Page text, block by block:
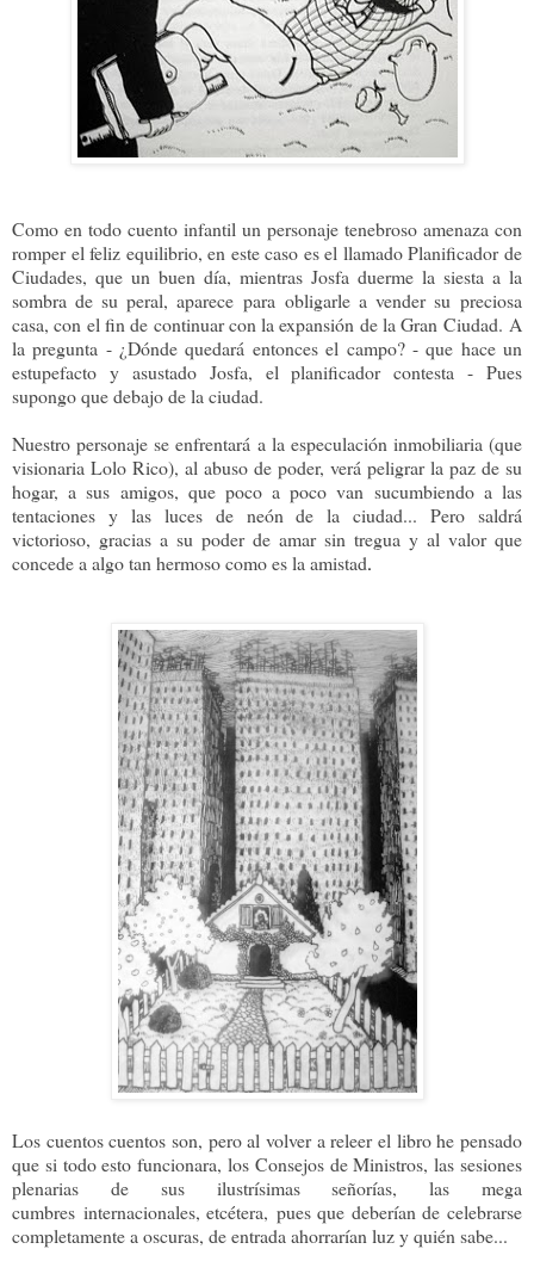
Como en todo cuento infantil un personaje tenebroso amenaza con
romper el feliz equilibrio, en este caso es el llamado Planificador de
Ciudades, que un buen día, mientras Josfa duerme la siesta a la
sombra de su peral, aparece para obligarle a vender su preciosa
casa, con el fin de continuar con la expansión de la Gran Ciudad. A
la pregunta - ¿Dónde quedará entonces el campo? - que hace un
estupefacto y asustado Josfa, el planificador contesta - Pues
supongo que debajo de la ciudad.
Nuestro personaje se enfrentará a la especulación inmobiliaria (que
visionaria Lolo Rico), al abuso de poder, verá peligrar la paz de su
hogar, a sus amigos, que poco a poco van sucumbiendo a las
tentaciones y las luces de neón de la ciudad... Pero saldrá
victorioso, gracias a su poder de amar sin tregua y al valor que
concede a algo tan hermoso como es la amistad.
Los cuentos cuentos son, pero al volver a releer el libro he pensado
que si todo esto funcionara, los Consejos de Ministros, las sesiones
plenarias de sus ilustrísimas señorías, las mega
cumbres internacionales, etcétera, pues que deberían de celebrarse
completamente a oscuras, de entrada ahorrarían luz y quién sabe...